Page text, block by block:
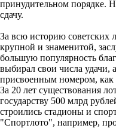
принудительном порядке.
сдачу.
За всю историю советских
крупной и знаменитой,
большую популярность
выбирал свои числа удачи,
присвоенным номером, как
За 20 лет существования
государству 500 млрд
строились стадионы и
"Спортлото", например,